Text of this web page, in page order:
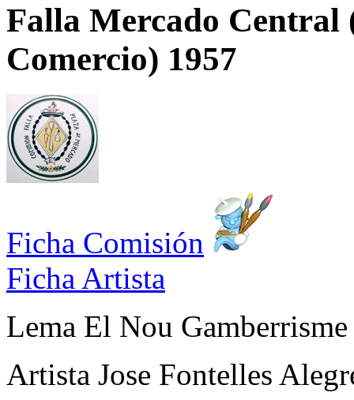
Falla Mercado Central
Comercio) 1957
Ficha Comisión
Ficha Artista
Lema El Nou Gamberrisme
Artista Jose Fontelles